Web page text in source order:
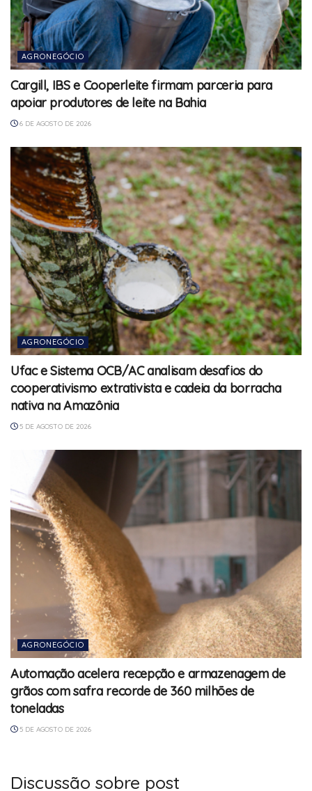
AGRONEGÓCIO
Cargill, IBS e Cooperleite firmam parceria para
apoiar produtores de leite na Bahia
6 DE AGOSTO DE 2026
AGRONEGÓCIO
Ufac e Sistema OCB/AC analisam desafios do
cooperativismo extrativista e cadeia da borracha
nativa na Amazônia
5 DE AGOSTO DE 2026
AGRONEGÓCIO
Automação acelera recepção e armazenagem de
grãos com safra recorde de 360 milhões de
toneladas
5 DE AGOSTO DE 2026
Discussão sobre post